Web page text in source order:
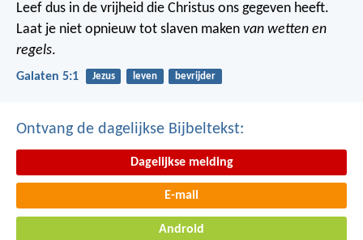
Leef dus in de vrijheid die Christus ons gegeven heeft.
Laat je niet opnieuw tot slaven maken van wetten en
regels.
Galaten 5:1 Jezus leven bevrijder
Ontvang de dagelijkse Bijbeltekst:
Dagelijkse melding
E-mail
Android